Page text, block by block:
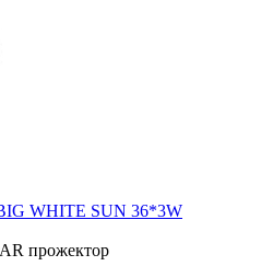
WHITE SUN 36*3W
прожектор